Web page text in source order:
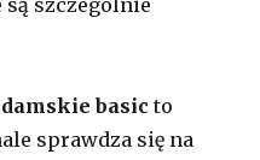
szczególnie
basic to
sprawdza się na